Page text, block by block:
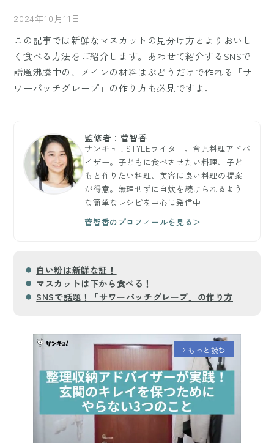
2024年10月11日
この記事では新鮮なマスカットの見分け方とよりおいし
く食べる方法をご紹介します。あわせて紹介するSNSで
話題沸騰中の、メインの材料はぶどうだけで作れる「サ
ワーパッチグレープ」の作り方も必見ですよ。
監修者：菅智香
サンキュ！STYLEライター。育児料理アドバ
イザー。子どもに食べさせたい料理、子ど
もと作りたい料理、美容に良い料理の提案
が得意。無理せずに自炊を続けられるよう
な簡単なレシピを中心に発信中
菅智香のプロフィールを見る＞
白い粉は新鮮な証！
マスカットは下から食べる！
SNSで話題！「サワーパッチグレープ」の作り方
arrow_forward_ios もっと読む